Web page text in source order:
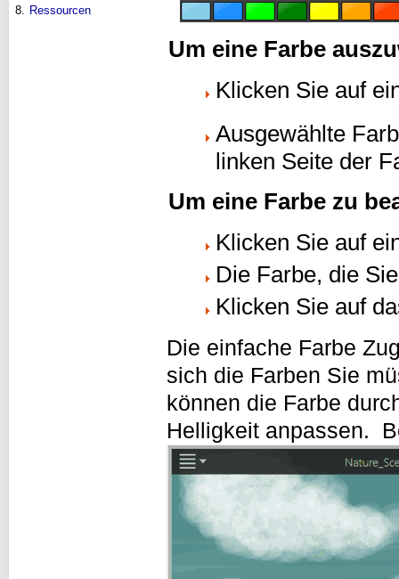
8. Ressourcen
Um eine Farbe
Klicken Sie auf
Ausgewählte
linken Seite der
Um eine Farbe zu
Klicken Sie auf
Die Farbe, die
Klicken Sie auf
Die einfache Farbe
sich die Farben Sie
können die Farbe
Helligkeit anpassen.